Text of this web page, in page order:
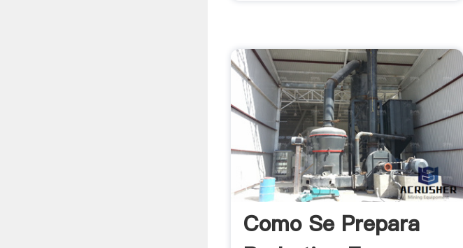
Como Se Prepara